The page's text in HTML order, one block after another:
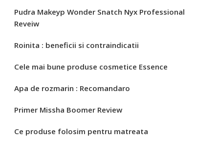
Pudra Makeyp Wonder Snatch Nyx Professional
Reveiw
Roinita : beneficii si contraindicatii
Cele mai bune produse cosmetice Essence
Apa de rozmarin : Recomandaro
Primer Missha Boomer Review
Ce produse folosim pentru matreata